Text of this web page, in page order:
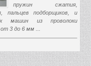
пружин сжатия,
пальцев подборщиков, и
машин из проволоки
3 до 6 мм ...
Производство
транспортеров